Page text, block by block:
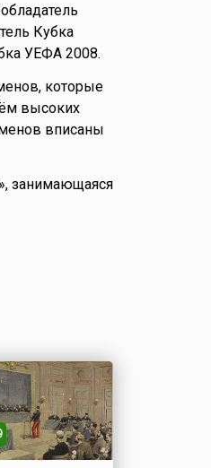
Кубка
УЕФА 2008.
которые
высоких
вписаны
занимающаяся